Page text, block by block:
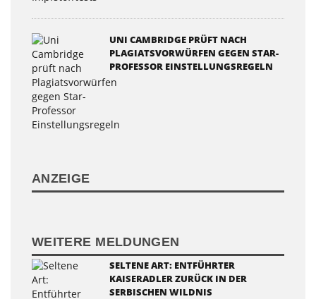
UNI CAMBRIDGE PRÜFT NACH
PLAGIATSVORWÜRFEN GEGEN STAR-
PROFESSOR EINSTELLUNGSREGELN
ANZEIGE
WEITERE MELDUNGEN
SELTENE ART: ENTFÜHRTER
KAISERADLER ZURÜCK IN DER
SERBISCHEN WILDNIS